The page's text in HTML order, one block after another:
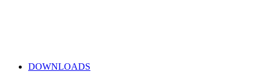
DOWNLOADS